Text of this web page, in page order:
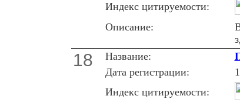
Индекс цитируемости:
Описание:
18 Название:
Дата регистрации:
Индекс цитируемости: